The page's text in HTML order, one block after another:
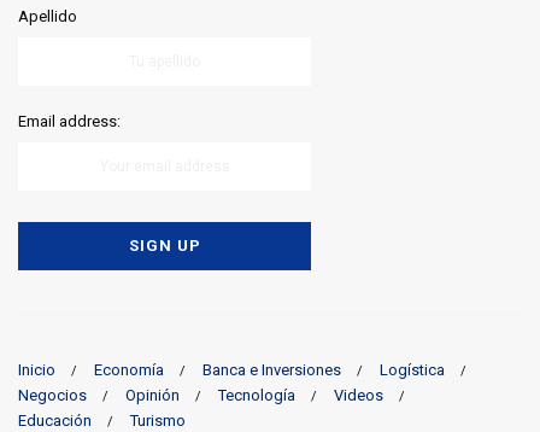
Apellido
Email address:
Inicio Economía Banca e Inversiones
Logística
Negocios
Opinión Tecnología
Videos
Educación
Turismo